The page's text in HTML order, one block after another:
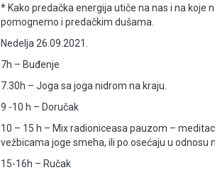
* Kako predačka energija utiče na nas i na
pomognemo i predačkim dušama.
Nedelja 26.09.2021.
7h – Buđenje
7.30h – Joga sa joga nidrom na kraju.
9 -10 h – Doručak
10 – 15 h – Mix radioniceasa pauzom –
vežbicama joge smeha, ili po osećaju u odnosu
15-16h – Ručak